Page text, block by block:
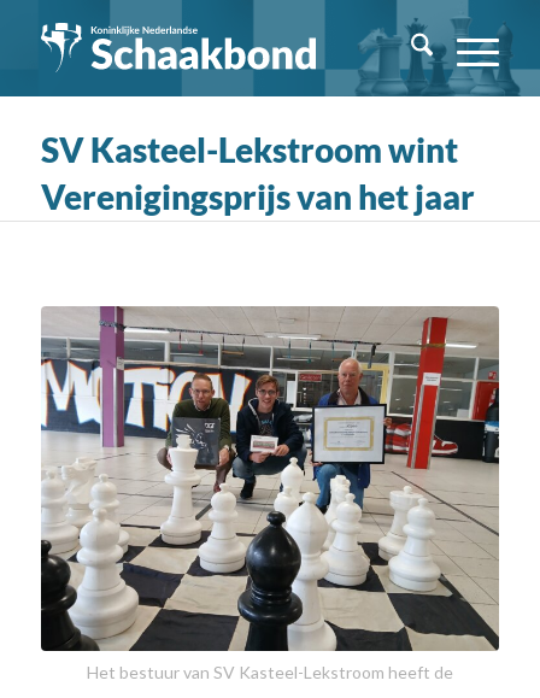
SV Kasteel-Lekstroom wint
Verenigingsprijs van het jaar
Het bestuur van SV Kasteel-Lekstroom heeft de